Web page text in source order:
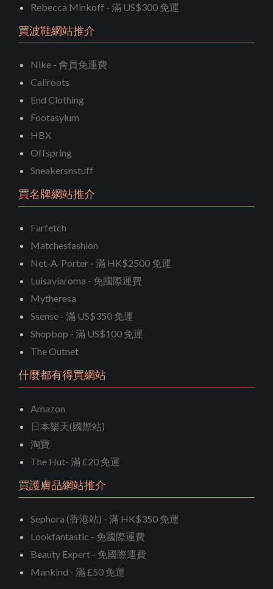
Rebecca Minkoff - 滿 US$300 免運
買波鞋網站推介
Nike - 會員免運費
Caliroots
End Clothing
Footasylum
HBX
Offspring
Sneakersnstuff
買名牌網站推介
Farfetch
Matchesfashion
Net-A-Porter - 滿 HK$2500 免運
Luisaviaroma - 免國際運費
Mytheresa
Ssense - 滿 US$350 免運
Shopbop - 滿 US$100 免運
The Outnet
什麼都有得買網站
Amazon
日本樂天(國際站)
淘寶
The Hut- 滿 £20 免運
買護膚品網站推介
Sephora (香港站) - 滿 HK$350 免運
Lookfantastic - 免國際運費
Beauty Expert - 免國際運費
Mankind - 滿 £50 免運